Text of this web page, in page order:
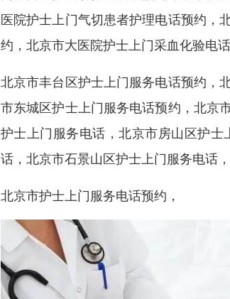
医院护士上门气切患者护理电话预约，
约，北京市大医院护士上门采血化验电
北京市丰台区护士上门服务电话预约，
市东城区护士上门服务电话预约，北京
护士上门服务电话，北京市房山区护
话，北京市石景山区护士上门服务电话
北京市护士上门服务电话预约，